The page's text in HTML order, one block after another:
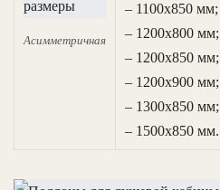
Асимметричная
– 1100х850 мм;
– 1200х800 мм;
– 1200х850 мм;
– 1200х900 мм;
– 1300х850 мм;
– 1500х850 мм.